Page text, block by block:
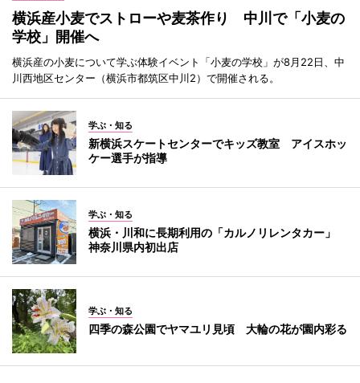
横浜産小麦でストローや麦茶作り 中川で「小麦の
学校」開催へ
横浜産の小麦について学ぶ体験イベント「小麦の学校」が8月22日、中
川西地区センター（横浜市都筑区中川2）で開催される。
学ぶ・知る
新横浜スケートセンターでキッズ教室 アイスホッ
ケー選手が指導
学ぶ・知る
横浜・川和に長期利用の「カルノリレンタカー」
神奈川県内初出店
学ぶ・知る
四季の森公園でヤマユリ見頃 大輪の花が園内彩る